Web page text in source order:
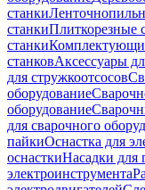
станки
станкиПлиткорезные
станки
станковАксессуары
для стружкоотсосов
оборудование
оборудование
для сварочного
пайкиОснастка для
оснасткиНасадки для
электроинструмента